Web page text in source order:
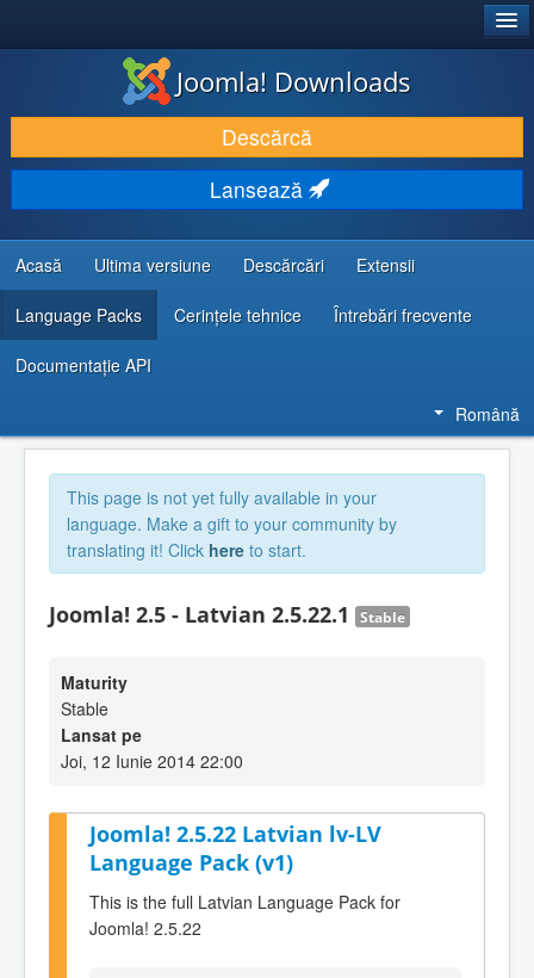
DESCARCĂ & ȘI EXTINDE
DESCOPERĂ & ÎNVAȚĂ
COMUNITATE & SUPORT
RESURSE DEZVOLTATORI
Joomla! Downloads
Descărcă
Lansează
Acasă Ultima versiune Descărcări Extensii
Language Packs Cerințele tehnice Întrebări frecvente
Documentaţie API
Română
This page is not yet fully available in your
language. Make a gift to your community by
translating it! Click here to start.
Joomla! 2.5 - Latvian 2.5.22.1 Stable
Maturity
Stable
Lansat pe
Joi, 12 Iunie 2014 22:00
Joomla! 2.5.22 Latvian lv-LV
Language Pack (v1)
This is the full Latvian Language Pack for
Joomla! 2.5.22